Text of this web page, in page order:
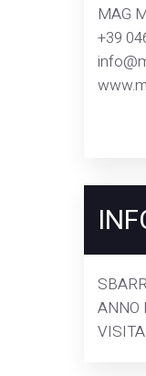
MAG
+39
ANNO